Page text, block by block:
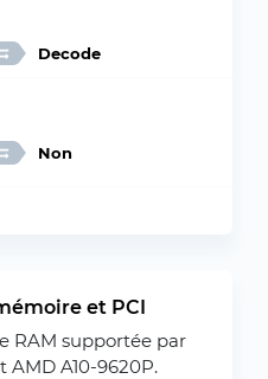
Decode
Non
et PCI
RAM supportée par
AMD A10-9620P.